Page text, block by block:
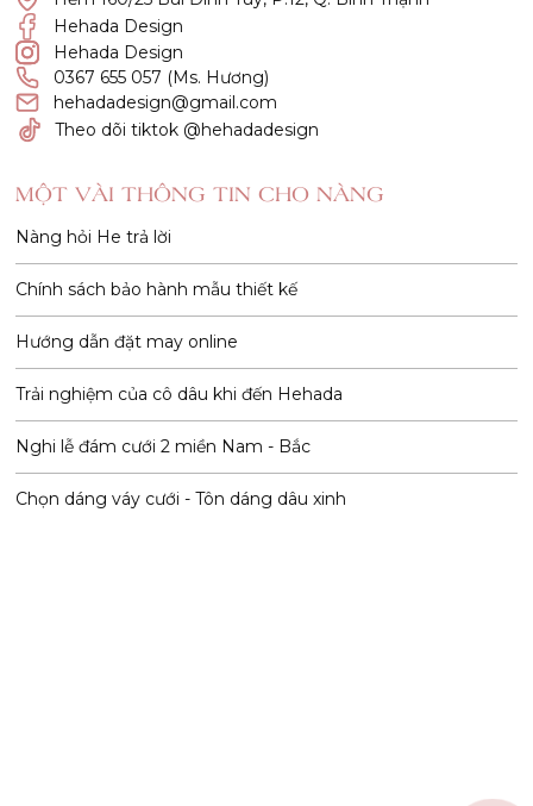
Hehada Design
Hehada Design
0367 655 057 (Ms. Hương)
hehadadesign@gmail.com
Theo dõi tiktok @hehadadesign
MỘT VÀI THÔNG TIN CHO NÀNG
Nàng hỏi He trả lời
Chính sách bảo hành mẫu thiết kế
Hướng dẫn đặt may online
Trải nghiệm của cô dâu khi đến Hehada
Nghi lễ đám cưới 2 miền Nam - Bắc
Chọn dáng váy cưới - Tôn dáng dâu xinh